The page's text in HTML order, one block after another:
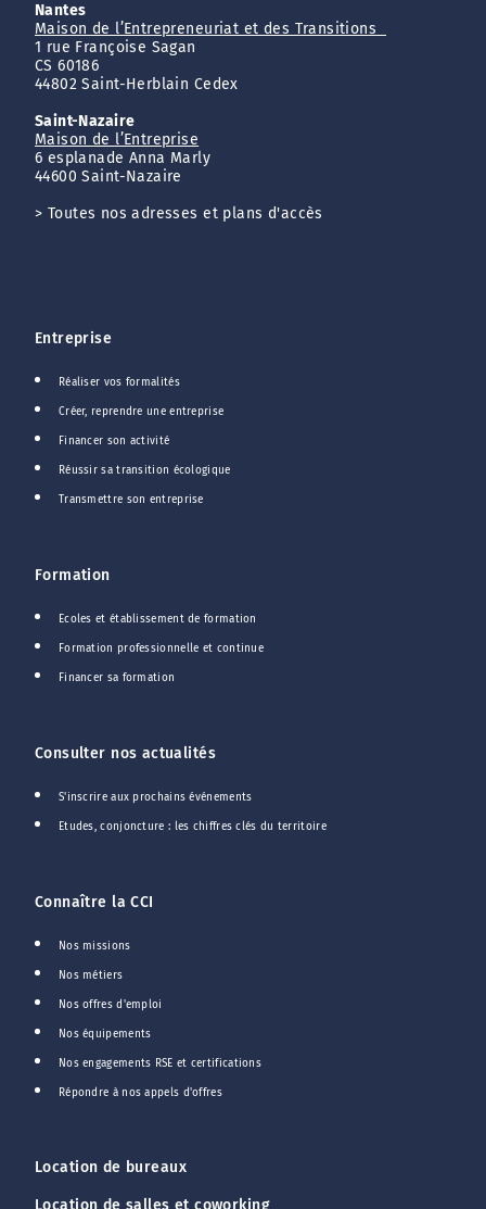
Nantes
Maison de l’Entrepreneuriat et des Transitions
1 rue Françoise Sagan
CS 60186
44802 Saint-Herblain Cedex
Saint-Nazaire
Maison de l’Entreprise
6 esplanade Anna Marly
44600 Saint-Nazaire
> Toutes nos adresses et plans d'accès
Entreprise
Réaliser vos formalités
Créer, reprendre une entreprise
Financer son activité
Réussir sa transition écologique
Transmettre son entreprise
Formation
Ecoles et établissement de formation
Formation professionnelle et continue
Financer sa formation
Consulter nos actualités
S'inscrire aux prochains événements
Etudes, conjoncture : les chiffres clés du territoire
Connaître la CCI
Nos missions
Nos métiers
Nos offres d'emploi
Nos équipements
Nos engagements RSE et certifications
Répondre à nos appels d'offres
Location de bureaux
Location de salles et coworking